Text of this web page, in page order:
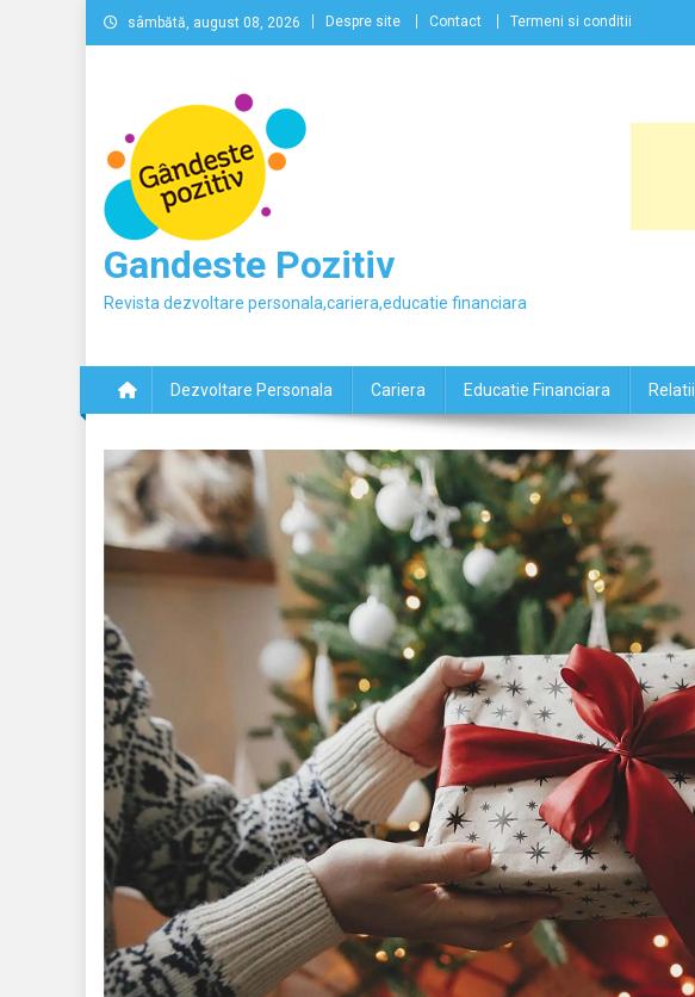
Skip
to
sâmbătă, august 08, 2026 Despre site Contact Termeni si conditii
Gandeste Pozitiv
Revista dezvoltare personala,cariera,educatie financiara
Dezvoltare Personala Cariera Educatie Financiara Relatii